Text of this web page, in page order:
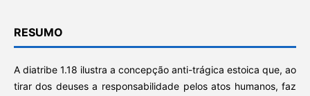
RESUMO
A diatribe 1.18 ilustra a concepção anti-trágica estoica que, ao
tirar dos deuses a responsabilidade pelos atos humanos, faz